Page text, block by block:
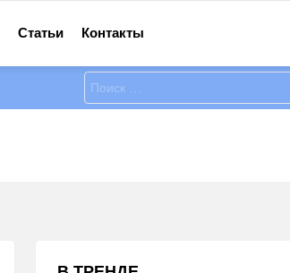
Статьи Контакты
Искать: